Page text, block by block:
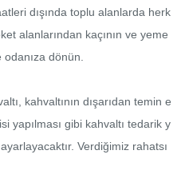
alanlarından kaçının ve yeme
dönün.
yapılması gibi kahvaltı tedarik y
Verdiğimiz rahatsı